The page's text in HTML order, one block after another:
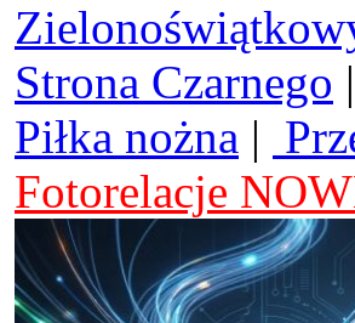
Strona Czarnego |
Piłka nożna |
Fotorelacje